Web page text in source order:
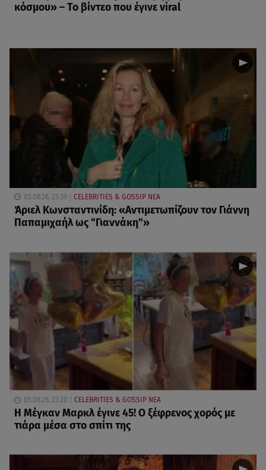
κόσμου» – Το βίντεο που έγινε viral
05.08.26, 23:39 CELEBRITIES & GOSSIP ΝΕΑ
Άριελ Κωνσταντινίδη: «Αντιμετωπίζουν τον Γιάννη
Παπαμιχαήλ ως "Γιαννάκη"»
05.08.26, 23:20 CELEBRITIES & GOSSIP ΝΕΑ
Η Μέγκαν Μαρκλ έγινε 45! Ο ξέφρενος χορός με
τιάρα μέσα στο σπίτι της